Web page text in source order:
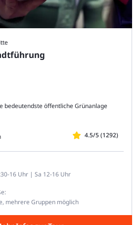
bedeutendste öffentliche Grünanlage
4.5/5 (1292)
16 Uhr | Sa 12-16 Uhr
mehrere Gruppen möglich